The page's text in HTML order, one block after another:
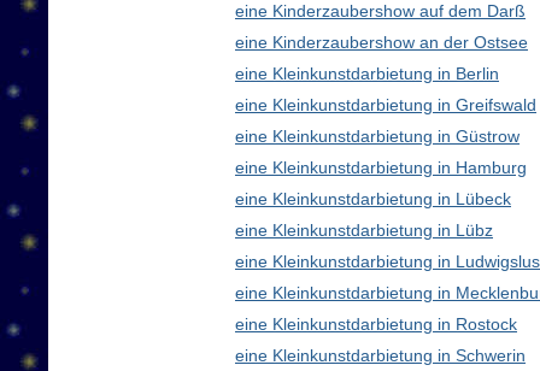
eine Kinderzaubershow auf dem Darß
eine Kinderzaubershow an der Ostsee
eine Kleinkunstdarbietung in Berlin
eine Kleinkunstdarbietung in Greifswald
eine Kleinkunstdarbietung in Güstrow
eine Kleinkunstdarbietung in Hamburg
eine Kleinkunstdarbietung in Lübeck
eine Kleinkunstdarbietung in Lübz
eine Kleinkunstdarbietung in
eine Kleinkunstdarbietung in
eine Kleinkunstdarbietung in Rostock
eine Kleinkunstdarbietung in Schwerin